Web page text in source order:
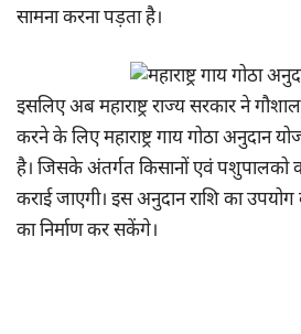
सामना करना पड़ता है।
इसलिए अब महाराष्ट्र राज्य सरकार ने
करने के लिए महाराष्ट्र गाय गोठा अनुदान
है। जिसके अंतर्गत किसानों एवं पशुपालको
कराई जाएगी। इस अनुदान राशि का
का निर्माण कर सकेंगे।